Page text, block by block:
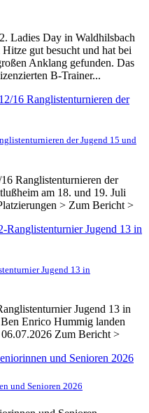
Ladies Day in Waldhilsbach
gut besucht und hat bei
Anklang gefunden. Das
B-Trainer...
der Jugend 15 und
Ranglistenturnieren der
am 18. und 19. Juli
> Zum Bericht >
Jugend 13 in
Jugend 13 in
Enrico Hummig landen
Zum Bericht >
und Senioren 2026